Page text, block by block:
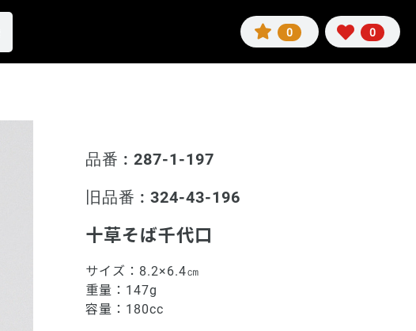
0 0
品番 : 287-1-197
旧品番 : 324-43-196
十草そば千代口
サイズ： 8.2×6.4㎝
重量： 147g
容量： 180cc